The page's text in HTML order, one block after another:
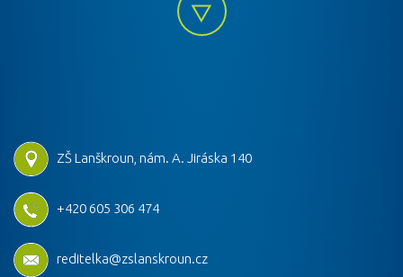
ZŠ Lanškroun, nám. A. Jiráska 140
+420 605 306 474
reditelka@zslanskroun.cz